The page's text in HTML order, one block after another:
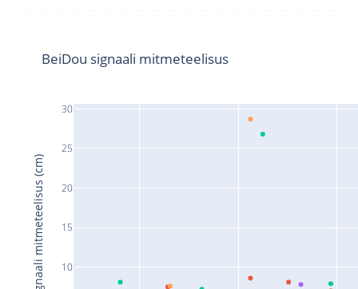
10
15
20
25
30
BeiDou signaali mitmeteelisus
Signaali mitmeteelisus (cm)